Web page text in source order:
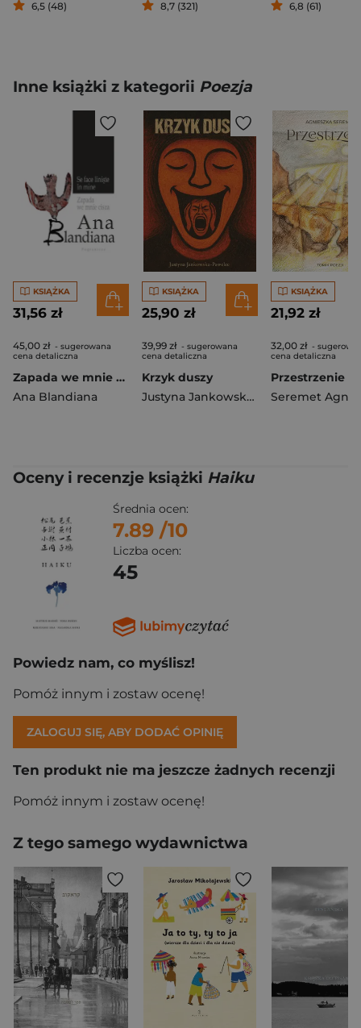
6,5 (48) 8,7 (321) 6,8 (61)
Inne książki z kategorii Poezja
KSIĄŻKA
31,56 zł
45,00 zł - sugerowana
cena detaliczna
Zapada we mnie cisza
Ana Blandiana
KSIĄŻKA
25,90 zł
39,99 zł - sugerowana
cena detaliczna
Krzyk duszy
Justyna Jankowska-Pawelec
KSIĄŻKA
21,92 zł
32,00 zł -
cena detaliczna
Przestrzenie
Seremet
Oceny i recenzje książki Haiku
Średnia ocen:
7.89 /10
Liczba ocen:
45
Powiedz nam, co myślisz!
Pomóż innym i zostaw ocenę!
ZALOGUJ SIĘ, ABY DODAĆ OPINIĘ
Ten produkt nie ma jeszcze żadnych recenzji
Pomóż innym i zostaw ocenę!
Z tego samego wydawnictwa